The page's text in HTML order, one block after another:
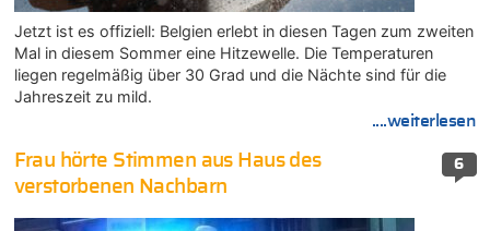
Jetzt ist es offiziell: Belgien erlebt in diesen Tagen zum zweiten
Mal in diesem Sommer eine Hitzewelle. Die Temperaturen
liegen regelmäßig über 30 Grad und die Nächte sind für die
Jahreszeit zu mild.
....weiterlesen
6
Frau hörte Stimmen aus Haus des
verstorbenen Nachbarn